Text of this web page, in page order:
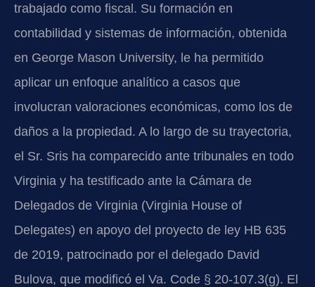
trabajado como fiscal. Su formación en
contabilidad y sistemas de información, obtenida
en George Mason University, le ha permitido
aplicar un enfoque analítico a casos que
involucran valoraciones económicas, como los de
daños a la propiedad. A lo largo de su trayectoria,
el Sr. Sris ha comparecido ante tribunales en todo
Virginia y ha testificado ante la Cámara de
Delegados de Virginia (Virginia House of
Delegates) en apoyo del proyecto de ley HB 635
de 2019, patrocinado por el delegado David
Bulova, que modificó el Va. Code § 20-107.3(g). El